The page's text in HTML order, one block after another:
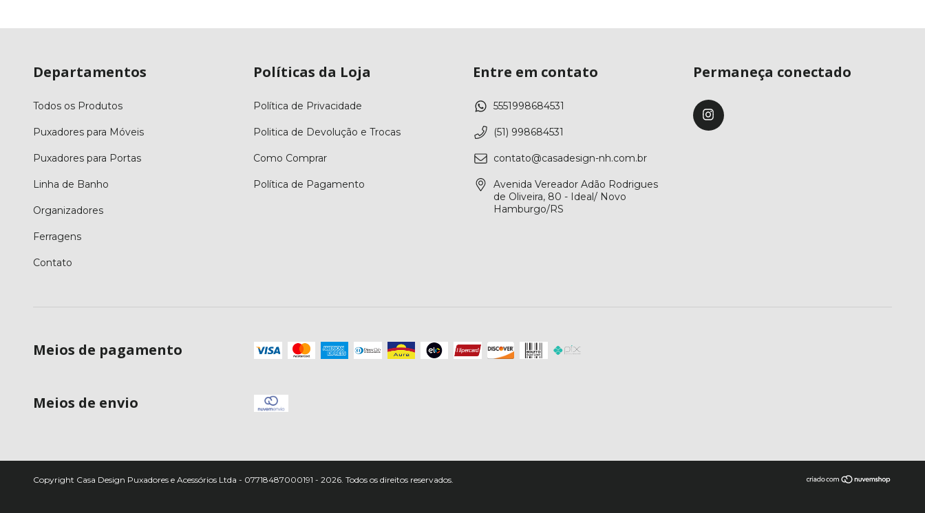
Departamentos
Todos os Produtos
Puxadores para Móveis
Puxadores para Portas
Linha de Banho
Organizadores
Ferragens
Contato
Políticas da Loja
Política de Privacidade
Politica de Devolução e Trocas
Como Comprar
Política de Pagamento
Entre em contato
5551998684531
(51) 998684531
contato@casadesign-nh.com.br
Avenida Vereador Adão Rodrigues
de Oliveira, 80 - Ideal/ Novo
Hamburgo/RS
Permaneça conectado
Meios de pagamento
Meios de envio
Copyright Casa Design Puxadores e Acessórios Ltda - 07718487000191 - 2026. Todos os direitos reservados.